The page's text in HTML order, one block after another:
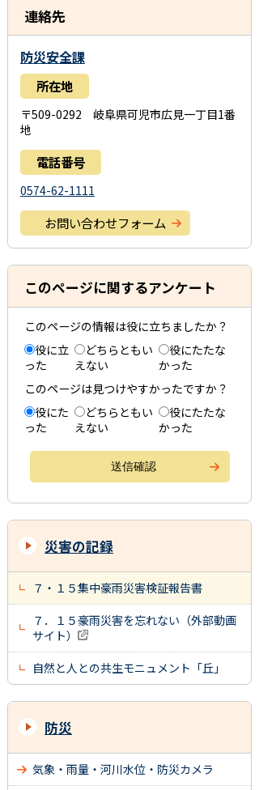
連絡先
防災安全課
所在地
〒509-0292 岐阜県可児市広見一丁目1番
地
電話番号
0574-62-1111
お問い合わせフォーム
このページに関するアンケート
このページの情報は役に立ちましたか？
役に立
った
どちらともい
えない
役にたたな
かった
このページは見つけやすかったですか？
役にた
った
どちらともい
えない
役にたたな
かった
災害の記録
７・１５集中豪雨災害検証報告書
７．１５豪雨災害を忘れない（外部動画
サイト）
自然と人との共生モニュメント「丘」
防災
気象・雨量・河川水位・防災カメラ